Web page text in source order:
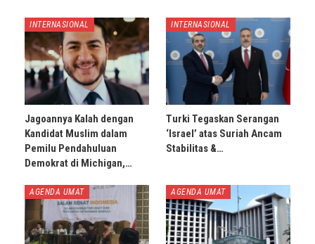
INTERNASIONAL
Jagoannya Kalah dengan
Kandidat Muslim dalam
Pemilu Pendahuluan
Demokrat di Michigan,…
INTERNASIONAL
Turki Tegaskan Serangan
‘Israel’ atas Suriah Ancam
Stabilitas &…
AGENDA UMAT AGENDA UMAT